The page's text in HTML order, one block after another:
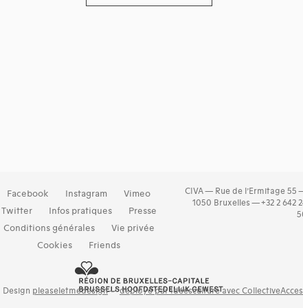
Facebook Instagram
Vimeo
Twitter
Infos pratiques
Presse
Conditions générales
Vie privée
Cookies
Friends
CIVA — Rue de l’Ermitage 55
1050 Bruxelles — +32 2 642
Design pleaseletmedesign—déployé par Idéesculture avec